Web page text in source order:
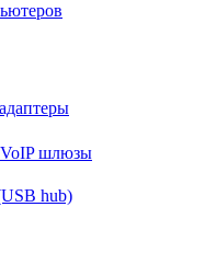
VoIP шлюзы
hub)